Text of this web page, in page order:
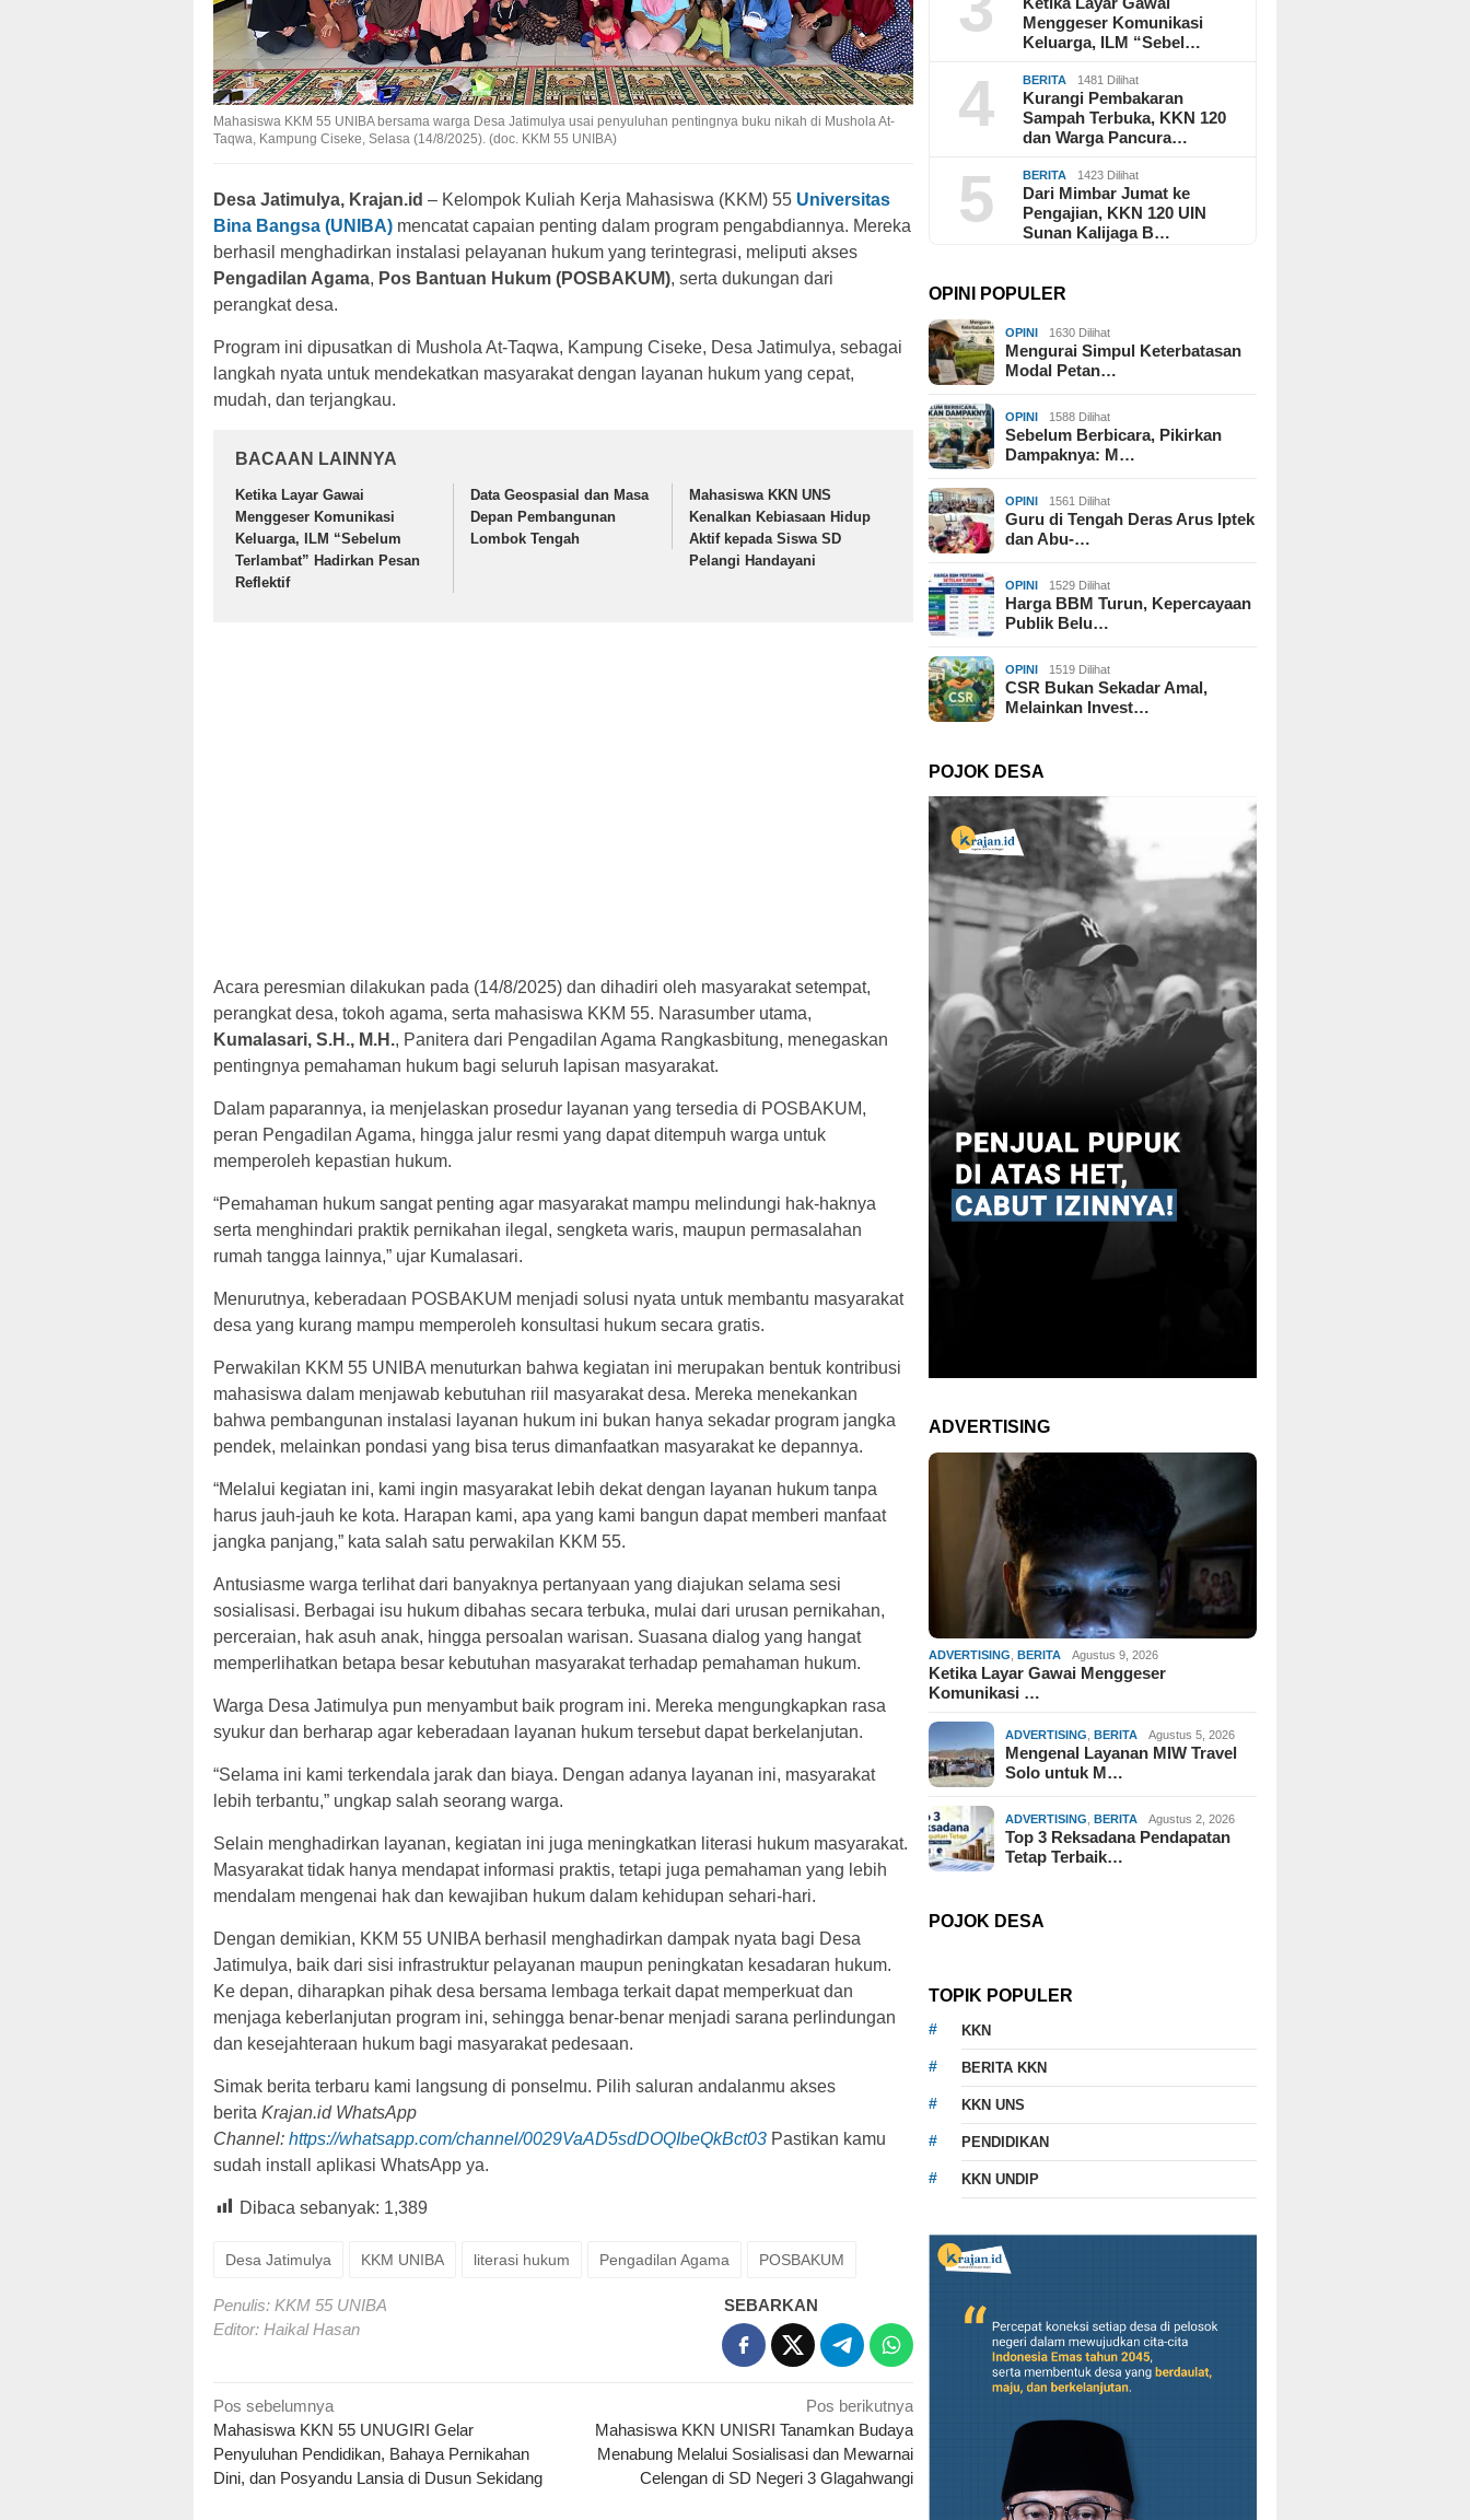
Mahasiswa KKM 55 UNIBA bersama warga Desa Jatimulya usai penyuluhan pentingnya buku nikah di Mushola At-
Taqwa, Kampung Ciseke, Selasa (14/8/2025). (doc. KKM 55 UNIBA)
Desa Jatimulya, Krajan.id – Kelompok Kuliah Kerja Mahasiswa (KKM) 55 Universitas
Bina Bangsa (UNIBA) mencatat capaian penting dalam program pengabdiannya. Mereka
berhasil menghadirkan instalasi pelayanan hukum yang terintegrasi, meliputi akses
Pengadilan Agama, Pos Bantuan Hukum (POSBAKUM), serta dukungan dari
perangkat desa.
Program ini dipusatkan di Mushola At-Taqwa, Kampung Ciseke, Desa Jatimulya, sebagai
langkah nyata untuk mendekatkan masyarakat dengan layanan hukum yang cepat,
mudah, dan terjangkau.
BACAAN LAINNYA
Ketika Layar Gawai
Menggeser Komunikasi
Keluarga, ILM “Sebelum
Terlambat” Hadirkan Pesan
Reflektif
Data Geospasial dan Masa
Depan Pembangunan
Lombok Tengah
Mahasiswa KKN UNS
Kenalkan Kebiasaan Hidup
Aktif kepada Siswa SD
Pelangi Handayani
Acara peresmian dilakukan pada (14/8/2025) dan dihadiri oleh masyarakat setempat,
perangkat desa, tokoh agama, serta mahasiswa KKM 55. Narasumber utama,
Kumalasari, S.H., M.H., Panitera dari Pengadilan Agama Rangkasbitung, menegaskan
pentingnya pemahaman hukum bagi seluruh lapisan masyarakat.
Dalam paparannya, ia menjelaskan prosedur layanan yang tersedia di POSBAKUM,
peran Pengadilan Agama, hingga jalur resmi yang dapat ditempuh warga untuk
memperoleh kepastian hukum.
“Pemahaman hukum sangat penting agar masyarakat mampu melindungi hak-haknya
serta menghindari praktik pernikahan ilegal, sengketa waris, maupun permasalahan
rumah tangga lainnya,” ujar Kumalasari.
Menurutnya, keberadaan POSBAKUM menjadi solusi nyata untuk membantu masyarakat
desa yang kurang mampu memperoleh konsultasi hukum secara gratis.
Perwakilan KKM 55 UNIBA menuturkan bahwa kegiatan ini merupakan bentuk kontribusi
mahasiswa dalam menjawab kebutuhan riil masyarakat desa. Mereka menekankan
bahwa pembangunan instalasi layanan hukum ini bukan hanya sekadar program jangka
pendek, melainkan pondasi yang bisa terus dimanfaatkan masyarakat ke depannya.
“Melalui kegiatan ini, kami ingin masyarakat lebih dekat dengan layanan hukum tanpa
harus jauh-jauh ke kota. Harapan kami, apa yang kami bangun dapat memberi manfaat
jangka panjang,” kata salah satu perwakilan KKM 55.
Antusiasme warga terlihat dari banyaknya pertanyaan yang diajukan selama sesi
sosialisasi. Berbagai isu hukum dibahas secara terbuka, mulai dari urusan pernikahan,
perceraian, hak asuh anak, hingga persoalan warisan. Suasana dialog yang hangat
memperlihatkan betapa besar kebutuhan masyarakat terhadap pemahaman hukum.
Warga Desa Jatimulya pun menyambut baik program ini. Mereka mengungkapkan rasa
syukur dan berharap agar keberadaan layanan hukum tersebut dapat berkelanjutan.
“Selama ini kami terkendala jarak dan biaya. Dengan adanya layanan ini, masyarakat
lebih terbantu,” ungkap salah seorang warga.
Selain menghadirkan layanan, kegiatan ini juga meningkatkan literasi hukum masyarakat.
Masyarakat tidak hanya mendapat informasi praktis, tetapi juga pemahaman yang lebih
mendalam mengenai hak dan kewajiban hukum dalam kehidupan sehari-hari.
Dengan demikian, KKM 55 UNIBA berhasil menghadirkan dampak nyata bagi Desa
Jatimulya, baik dari sisi infrastruktur pelayanan maupun peningkatan kesadaran hukum.
Ke depan, diharapkan pihak desa bersama lembaga terkait dapat memperkuat dan
menjaga keberlanjutan program ini, sehingga benar-benar menjadi sarana perlindungan
dan kesejahteraan hukum bagi masyarakat pedesaan.
Simak berita terbaru kami langsung di ponselmu. Pilih saluran andalanmu akses
berita Krajan.id WhatsApp
Channel: https://whatsapp.com/channel/0029VaAD5sdDOQIbeQkBct03 Pastikan kamu
sudah install aplikasi WhatsApp ya.
Dibaca sebanyak: 1,389
Desa Jatimulya KKM UNIBA literasi hukum Pengadilan Agama POSBAKUM
Penulis: KKM 55 UNIBA
Editor: Haikal Hasan
SEBARKAN
Navigasi
pos
Pos sebelumnya
Mahasiswa KKN 55 UNUGIRI Gelar
Penyuluhan Pendidikan, Bahaya Pernikahan
Dini, dan Posyandu Lansia di Dusun Sekidang
Pos berikutnya
Mahasiswa KKN UNISRI Tanamkan Budaya
Menabung Melalui Sosialisasi dan Mewarnai
Celengan di SD Negeri 3 Glagahwangi
Menggeser Komunikasi
Keluarga, ILM “Sebel…
4 BERITA 1481 Dilihat
Kurangi Pembakaran
Sampah Terbuka, KKN 120
dan Warga Pancura…
5 BERITA 1423 Dilihat
Dari Mimbar Jumat ke
Pengajian, KKN 120 UIN
Sunan Kalijaga B…
OPINI POPULER
OPINI 1630 Dilihat
Mengurai Simpul Keterbatasan
Modal Petan…
OPINI 1588 Dilihat
Sebelum Berbicara, Pikirkan
Dampaknya: M…
OPINI 1561 Dilihat
Guru di Tengah Deras Arus Iptek
dan Abu-…
OPINI 1529 Dilihat
Harga BBM Turun, Kepercayaan
Publik Belu…
OPINI 1519 Dilihat
CSR Bukan Sekadar Amal,
Melainkan Invest…
POJOK DESA
ADVERTISING
ADVERTISING ,BERITA Agustus 9, 2026
Ketika Layar Gawai Menggeser
Komunikasi …
ADVERTISING ,BERITA Agustus 5, 2026
Mengenal Layanan MIW Travel
Solo untuk M…
ADVERTISING ,BERITA Agustus 2, 2026
Top 3 Reksadana Pendapatan
Tetap Terbaik…
POJOK DESA
TOPIK POPULER
KKN
BERITA KKN
KKN UNS
PENDIDIKAN
KKN UNDIP